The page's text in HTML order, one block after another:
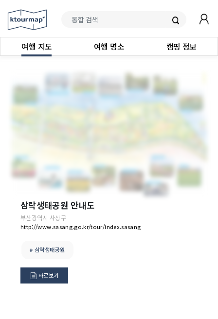
여행 지도 여행 명소 캠핑 정보
삼락생태공원 안내도
부산광역시 사상구
http://www.sasang.go.kr/tour/index.sasang
# 삼락생태공원
바로보기